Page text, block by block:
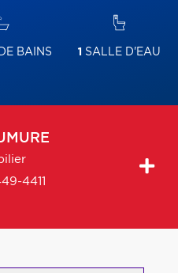
BAINS 1 SALLE D'EAU
4411